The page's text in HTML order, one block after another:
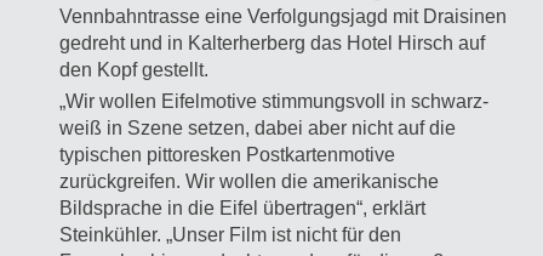
Vennbahntrasse eine Verfolgungsjagd mit Draisinen
gedreht und in Kalterherberg das Hotel Hirsch auf
den Kopf gestellt.
„Wir wollen Eifelmotive stimmungsvoll in schwarz-
weiß in Szene setzen, dabei aber nicht auf die
typischen pittoresken Postkartenmotive
zurückgreifen. Wir wollen die amerikanische
Bildsprache in die Eifel übertragen“, erklärt
Steinkühler. „Unser Film ist nicht für den